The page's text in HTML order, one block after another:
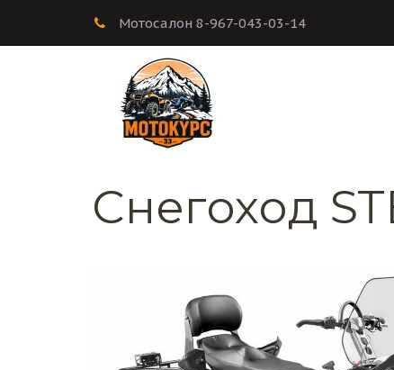
Мотосалон 8-967-043-03-14
Снегоход